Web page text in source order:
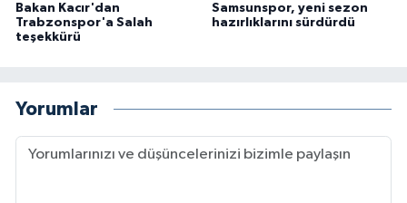
Bakan Kacır'dan
Trabzonspor'a Salah
teşekkürü
Samsunspor, yeni sezon
hazırlıklarını sürdürdü
Yorumlar